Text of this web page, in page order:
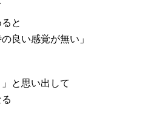
と
良い感覚が無い」
と思い出して